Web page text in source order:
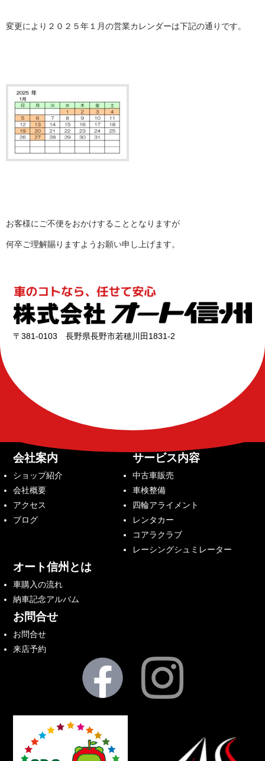
変更により２０２５年１月の営業カレンダーは下記の通りです。
お客様にご不便をおかけすることとなりますが
何卒ご理解賜りますようお願い申し上げます。
〒381-0103 長野県長野市若穂川田1831-2
会社案内
ショップ紹介
会社概要
アクセス
ブログ
サービス内容
中古車販売
車検整備
四輪アライメント
レンタカー
コアラクラブ
レーシングシュミレーター
オート信州とは
車購入の流れ
納車記念アルバム
お問合せ
お問合せ
来店予約